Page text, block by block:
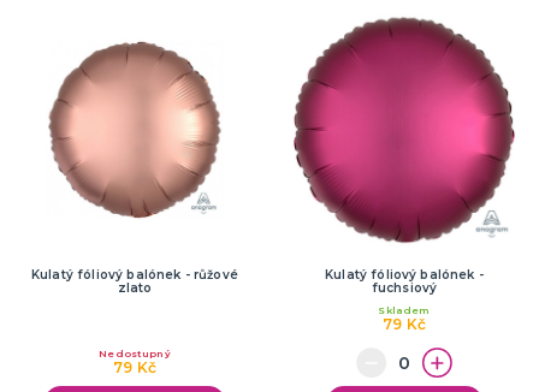
Kulatý fóliový balónek - růžové
zlato
79 Kč
Nedostupný
Kulatý fóliový balónek -
fuchsiový
79 Kč
Skladem